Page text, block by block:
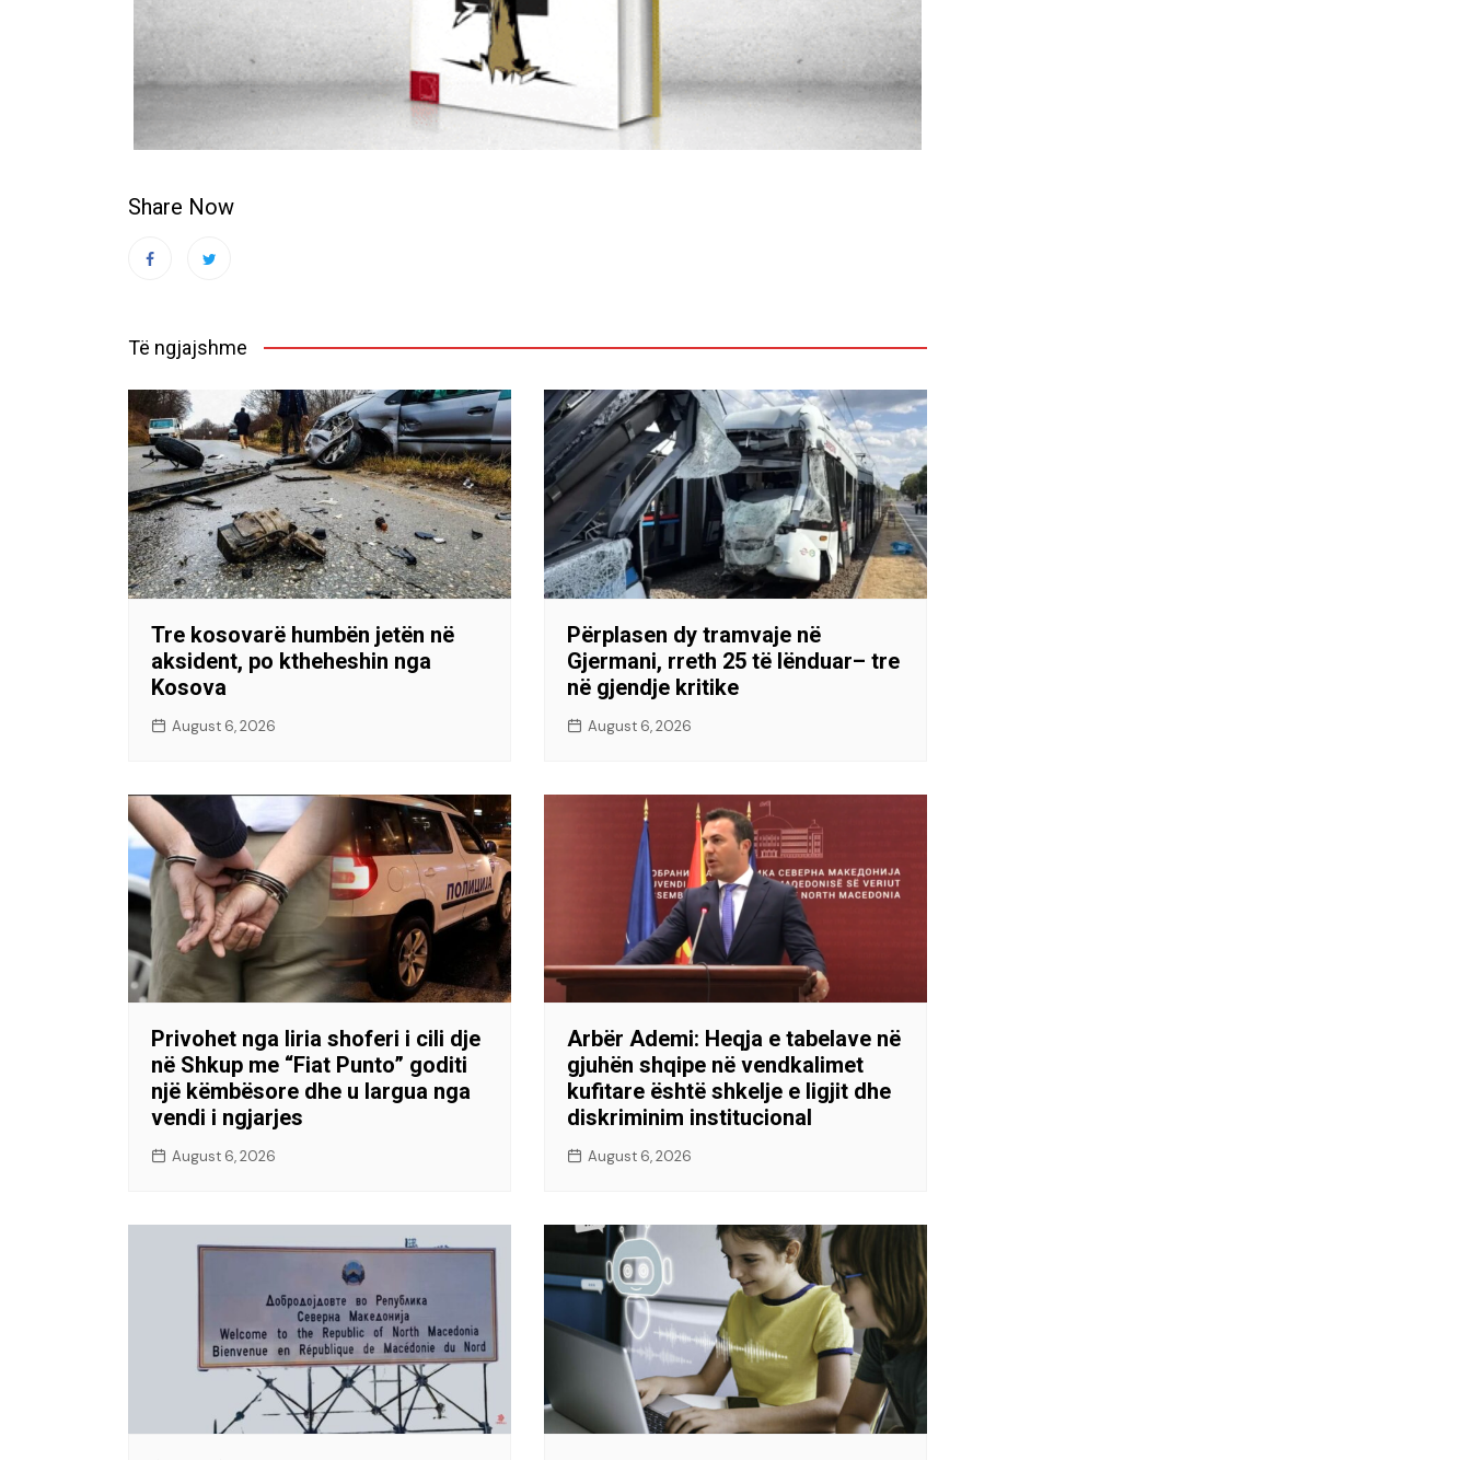
Share Now
Të ngjajshme
Tre kosovarë humbën jetën në
aksident, po ktheheshin nga
Kosova
August 6, 2026
Përplasen dy tramvaje në
Gjermani, rreth 25 të lënduar– tre
në gjendje kritike
August 6, 2026
Privohet nga liria shoferi i cili dje
në Shkup me “Fiat Punto” goditi
një këmbësore dhe u largua nga
vendi i ngjarjes
August 6, 2026
Arbër Ademi: Heqja e tabelave në
gjuhën shqipe në vendkalimet
kufitare është shkelje e ligjit dhe
diskriminim institucional
August 6, 2026